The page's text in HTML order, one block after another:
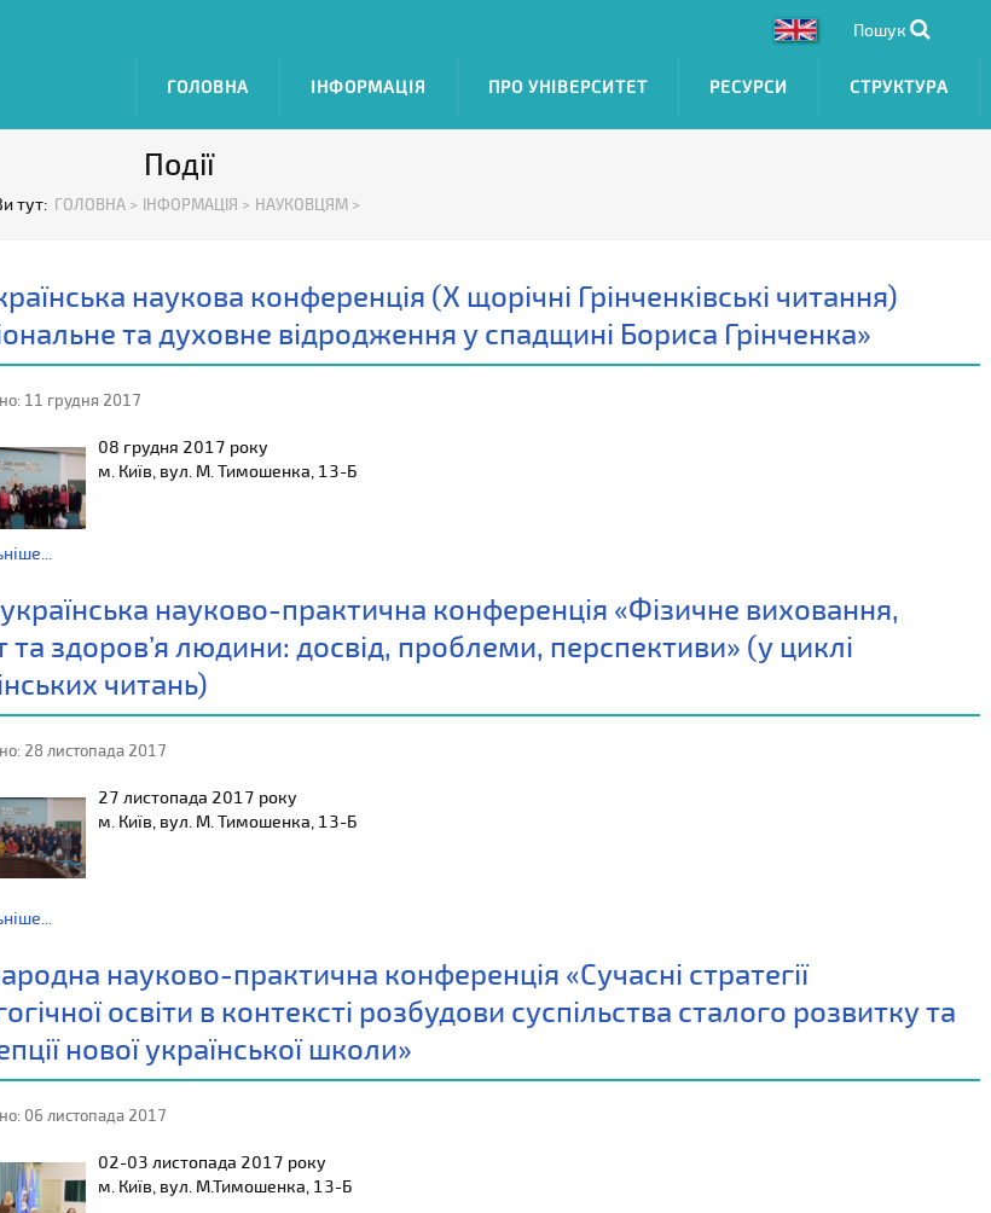
Пошук
ГОЛОВНА ІНФОРМАЦІЯ ПРО УНІВЕРСИТЕТ РЕСУРСИ СТРУКТУРА
Події
тут: ГОЛОВНА > ІНФОРМАЦІЯ > НАУКОВЦЯМ >
наукова конференція (Х щорічні Грінченківські читання)
та духовне відродження у спадщині Бориса Грінченка»
11 грудня 2017
08 грудня 2017 року
м. Київ, вул. М. Тимошенка, 13-Б
науково-практична конференція «Фізичне виховання,
та здоров’я людини: досвід, проблеми, перспективи» (у циклі
читань)
28 листопада 2017
27 листопада 2017 року
м. Київ, вул. М. Тимошенка, 13-Б
науково-практична конференція «Сучасні стратегії
освіти в контексті розбудови суспільства сталого розвитку та
нової української школи»
06 листопада 2017
02-03 листопада 2017 року
м. Київ, вул. М.Тимошенка, 13-Б